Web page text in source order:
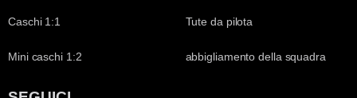
Caschi 1:1
Mini caschi 1:2
Tute da pilota
abbigliamento della squadra